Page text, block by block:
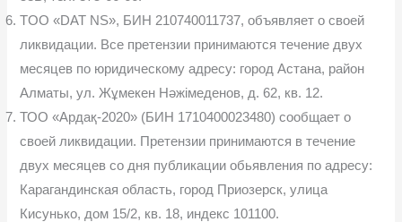
TOO «DAT NS», БИН 210740011737, объявляет о своей
ликвидации. Все претензии принимаются течение двух
месяцев по юридическому адресу: город Астана, район
Алматы, ул. Жұмекен Нәжімеденов, д. 62, кв. 12.
ТОО «Ардақ-2020» (БИН 1710400023480) сообщает о
своей ликвидации. Претензии принимаются в течение
двух месяцев со дня публикации обьявления по адресу:
Карагандинская область, город Приозерск, улица
Кисунько, дом 15/2, кв. 18, индекс 101100.